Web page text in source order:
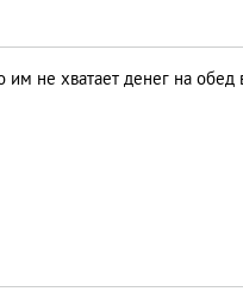
не хватает денег на